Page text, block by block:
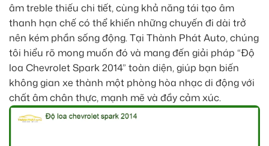
âm treble thiếu chi tiết, cùng khả năng tái tạo âm
thanh hạn chế có thể khiến những chuyến đi dài trở
nên kém phần sống động. Tại Thành Phát Auto, chúng
tôi hiểu rõ mong muốn đó và mang đến giải pháp “Độ
loa Chevrolet Spark 2014” toàn diện, giúp bạn biến
không gian xe thành một phòng hòa nhạc di động với
chất âm chân thực, mạnh mẽ và đầy cảm xúc.